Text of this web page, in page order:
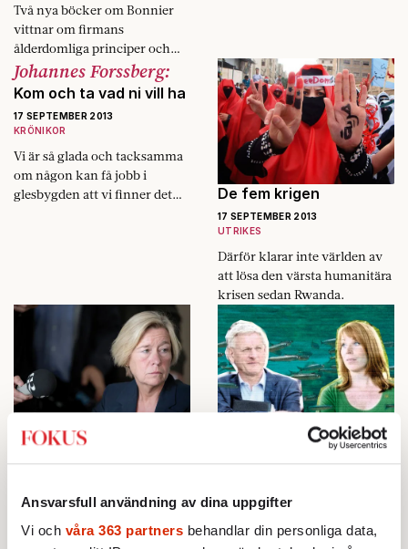
Ansvarsfull användning av dina uppgifter
Vi och våra 363 partners behandlar din personliga data,
Två nya böcker om Bonnier
vittnar om firmans
ålderdomliga principer och
hur de fortsätter att skörda
sina offer.
Johannes Forssberg:
Kom och ta vad ni vill ha
17 SEPTEMBER 2013
KRÖNIKOR
Vi är så glada och tacksamma
om någon kan få jobb i
glesbygden att vi finner det
De fem krigen
17 SEPTEMBER 2013
UTRIKES
Därför klarar inte världen av
att lösa den värsta humanitära
krisen sedan Rwanda.
Nya idéer, någon?
16 SEPTEMBER 2013
Politiker och polis ropar på
strängare vapenlagar. Frågan
är om det räcker för att stoppa
De sovande sardinerna
16 SEPTEMBER 2013
När farhågorna besannas
orkar FRA-motståndarna
knappt säga »vad var det vi